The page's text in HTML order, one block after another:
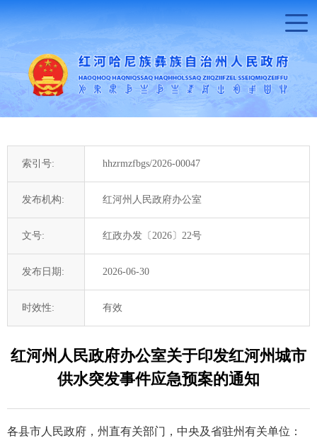
索引号: hhzrmzfbgs/2026-00047
发布机构: 红河州人民政府办公室
文号: 红政办发〔2026〕22号
发布日期: 2026-06-30
时效性: 有效
红河州人民政府办公室关于印发红河州城市
供水突发事件应急预案的通知
各县市人民政府，州直有关部门，中央及省驻州有关单位：